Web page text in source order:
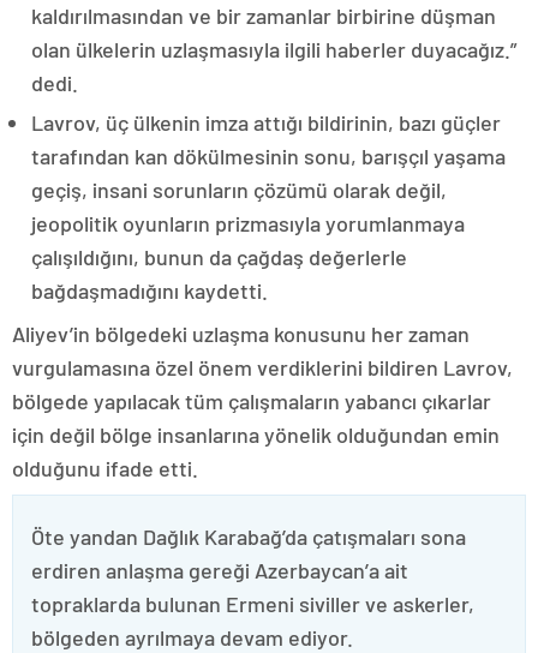
kaldırılmasından ve bir zamanlar birbirine düşman
olan ülkelerin uzlaşmasıyla ilgili haberler duyacağız.”
dedi.
Lavrov, üç ülkenin imza attığı bildirinin, bazı güçler
tarafından kan dökülmesinin sonu, barışçıl yaşama
geçiş, insani sorunların çözümü olarak değil,
jeopolitik oyunların prizmasıyla yorumlanmaya
çalışıldığını, bunun da çağdaş değerlerle
bağdaşmadığını kaydetti.
Aliyev’in bölgedeki uzlaşma konusunu her zaman
vurgulamasına özel önem verdiklerini bildiren Lavrov,
bölgede yapılacak tüm çalışmaların yabancı çıkarlar
için değil bölge insanlarına yönelik olduğundan emin
olduğunu ifade etti.
Öte yandan Dağlık Karabağ’da çatışmaları sona
erdiren anlaşma gereği Azerbaycan’a ait
topraklarda bulunan Ermeni siviller ve askerler,
bölgeden ayrılmaya devam ediyor.